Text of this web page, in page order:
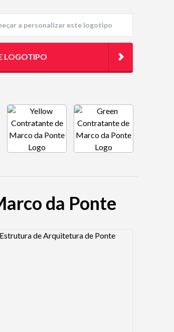
LOGOTIPO
da Ponte
Preview Image